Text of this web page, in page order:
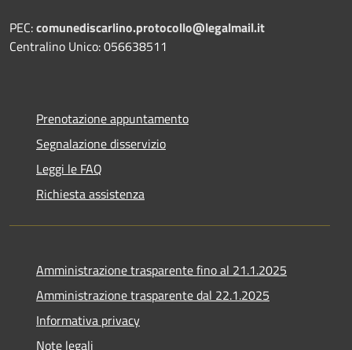
PEC:comunediscarlino.protocollo@legalmail.it
Centralino Unico: 056638511
Prenotazione appuntamento
Segnalazione disservizio
Leggi le FAQ
Richiesta assistenza
Amministrazione trasparente fino al 21.1.2025
Amministrazione trasparente dal 22.1.2025
Informativa privacy
Note legali